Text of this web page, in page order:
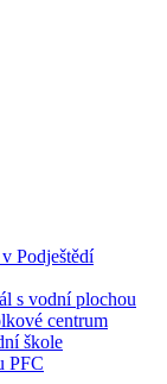
Podještědí
s vodní plochou
centrum
škole
PFC